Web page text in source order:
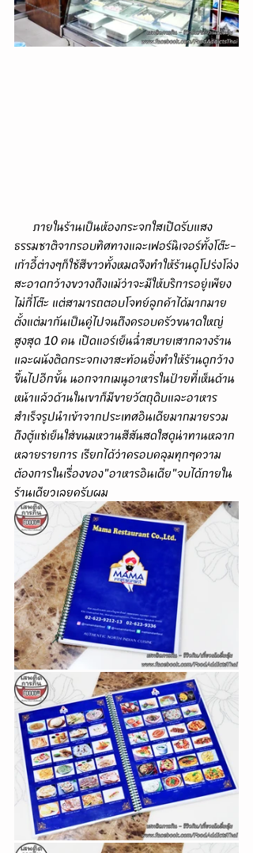
      ภายในร้านเป็นห้องกระจกใสเปิดรับแสง
ธรรมชาติจากรอบทิศทางและเฟอร์นิเจอร์ทั้งโต๊ะ-
เก้าอี้ต่างๆก็ใช้สีขาวทั้งหมดจึงทำให้ร้านดูโปร่งโล่ง
สะอาดกว้างขวางถึงแม้ว่าจะมีให้บริการอยู่เพียง
ไม่กี่โต๊ะ แต่สามารถตอบโจทย์ลูกค้าได้มากมาย
ตั้งแต่มากันเป็นคู่ไปจนถึงครอบครัวขนาดใหญ่
สูงสุด 10 คน เปิดแอร์เย็นฉ่ำสบายเสากลางร้าน
และผนังติดกระจกเงาสะท้อนยิ่งทำให้ร้านดูกว้าง
ขึ้นไปอีกขั้น นอกจากเมนูอาหารในป้ายที่เห็นด้าน
หน้าแล้วด้านในเขาก็มีขายวัตถุดิบและอาหาร
สำเร็จรูปนำเข้าจากประเทศอินเดียมากมายรวม
ถึงตู้แช่เย็นใส่ขนมหวานสีสันสดใสดูน่าทานหลาก
หลายรายการ เรียกได้ว่าครอบคลุมทุกๆความ
ต้องการในเรื่องของ"อาหารอินเดีย"จบได้ภายใน
ร้านเดียวเลยครับผม